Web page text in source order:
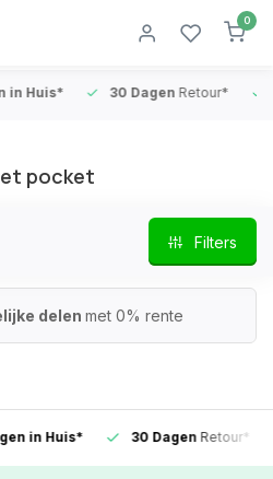
0
Huis* 30 DagenRetour*
pocket
Filters
delen met 0% rente
Huis* 30 DagenRetour*